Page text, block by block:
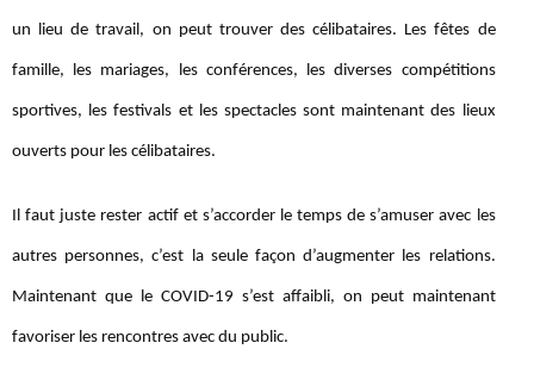
un lieu de travail, on peut trouver des célibataires. Les fêtes de
famille, les mariages, les conférences, les diverses compétitions
sportives, les festivals et les spectacles sont maintenant des lieux
ouverts pour les célibataires.
Il faut juste rester actif et s’accorder le temps de s’amuser avec les
autres personnes, c’est la seule façon d’augmenter les relations.
Maintenant que le COVID-19 s’est affaibli, on peut maintenant
favoriser les rencontres avec du public.